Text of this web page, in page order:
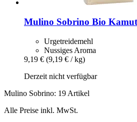
Mulino Sobrino Bio
Urgetreidemehl
Nussiges Aroma
9,19 € (9,19 € / kg)
Derzeit nicht verfügbar
Mulino Sobrino: 19 Artikel
Alle Preise inkl. MwSt.